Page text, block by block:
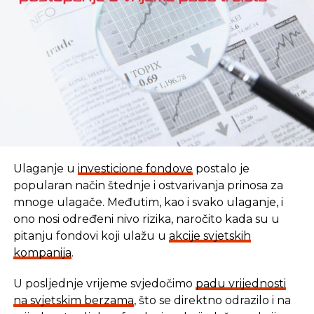
REKLAMA
U vremenu kada tradicionalni oblici štednje nude
sve skromnije prinose, ovaj Fond se nameće kao
Ulaganje u investicione fondove postalo je
popularan način štednje i ostvarivanja prinosa za
mnoge ulagače. Međutim, kao i svako ulaganje, i
ono nosi određeni nivo rizika, naročito kada su u
pitanju fondovi koji ulažu u akcije svjetskih
kompanija.
U posljednje vrijeme svjedočimo padu vrijednosti
na svjetskim berzama, što se direktno odrazilo i na